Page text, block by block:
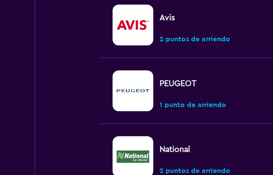
Avis
2 puntos de arriendo
PEUGEOT
1 punto de arriendo
National
2 puntos de arriendo